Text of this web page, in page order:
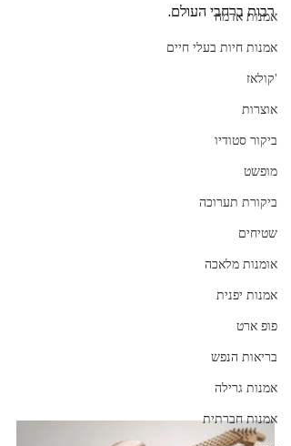
אמנות אדמה
אמנות חיות בעלי חיים
'קולאז
אוצרות
ביקור סטודיו
מופשט
ביקורת תערוכה
שטיחים
אומנות מלאכה
אמנות יפנית
פופ ארט
בריאות הנפש
אמנות גרילה
אמנות חברתית
רבות ברחבי העולם.